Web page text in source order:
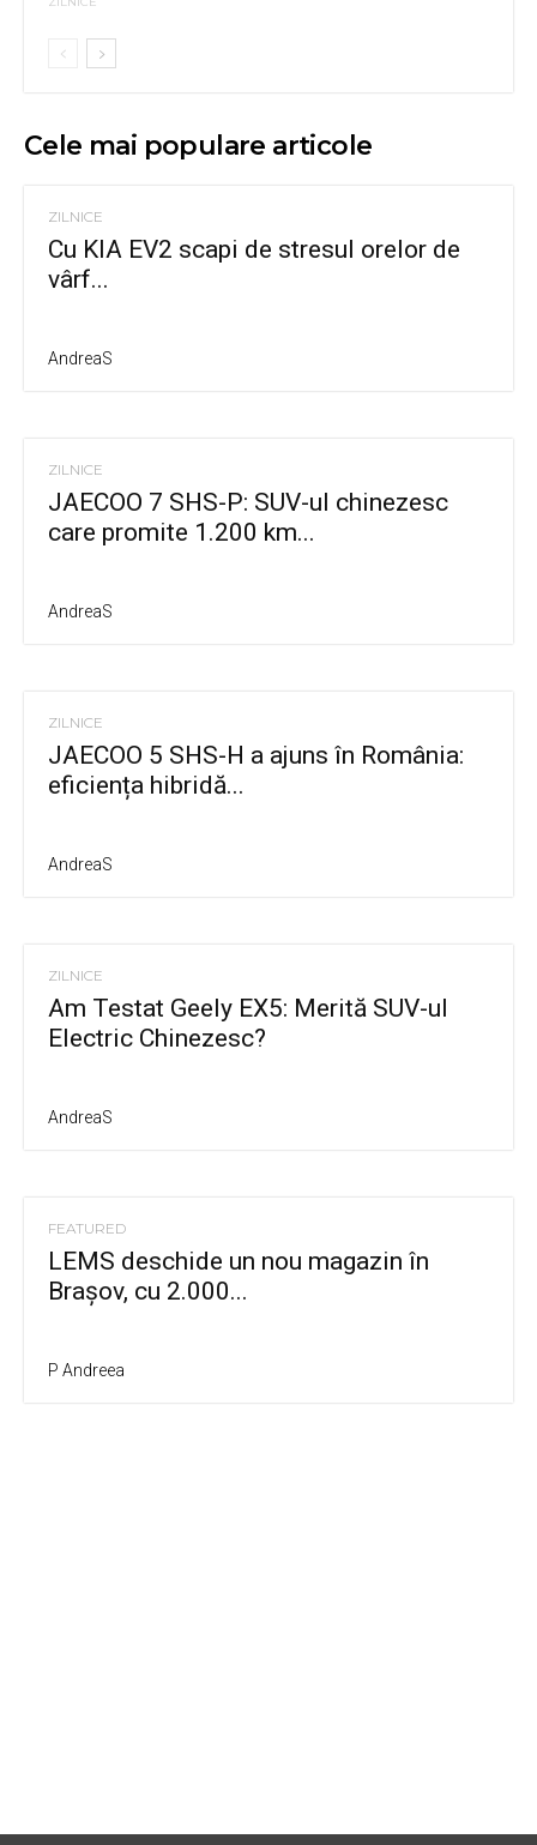
Cele mai populare articole
ZILNICE
Cu KIA EV2 scapi de stresul orelor de
vârf...
AndreaS
ZILNICE
JAECOO 7 SHS-P: SUV-ul chinezesc
care promite 1.200 km...
AndreaS
ZILNICE
JAECOO 5 SHS-H a ajuns în România:
eficiența hibridă...
AndreaS
ZILNICE
Am Testat Geely EX5: Merită SUV-ul
Electric Chinezesc?
AndreaS
FEATURED
LEMS deschide un nou magazin în
Brașov, cu 2.000...
P Andreea